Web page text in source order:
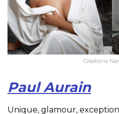
Créations
Paul Aurain
Unique, glamour,